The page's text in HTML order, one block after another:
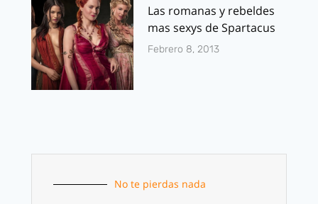
Las romanas y rebeldes
mas sexys de Spartacus
Febrero 8, 2013
No te pierdas nada